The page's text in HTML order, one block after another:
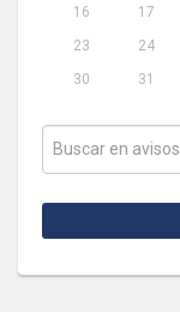
16
17
23
24
30
31